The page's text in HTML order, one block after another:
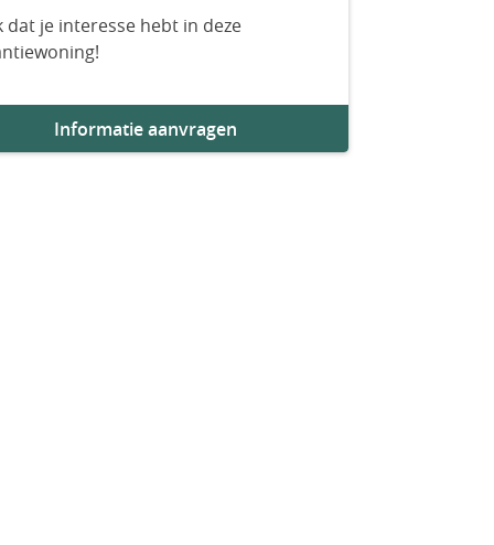
dat je interesse hebt in deze
Informatie aanvragen